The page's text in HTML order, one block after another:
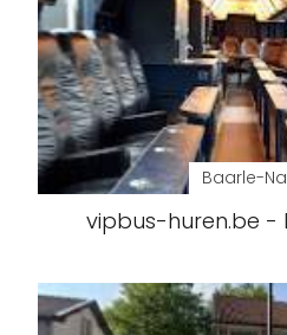
Baarle-
vipbus-huren.be -